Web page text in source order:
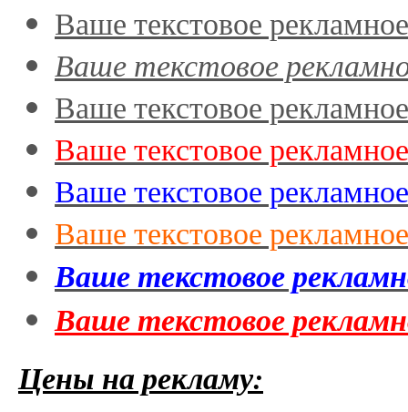
Ваше текстовое
Ваше текстовое
Ваше текстовое
Ваше текстовое
Ваше текстовое
Ваше текстовое
Ваше текстовое
Ваше текстовое
Цены на рекламу: